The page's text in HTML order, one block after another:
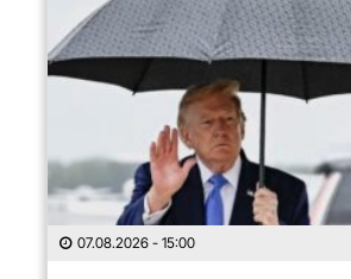
07.08.2026 - 15:00